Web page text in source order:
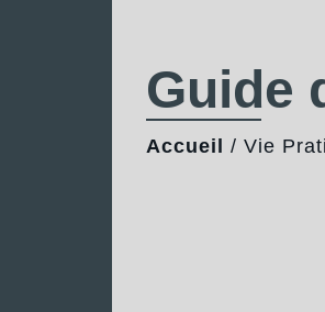
Guide
Accueil / Vie